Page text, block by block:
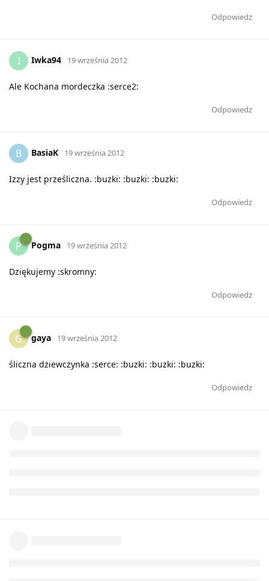
Odpowiedz
I Iwka94 19 września 2012
Ale Kochana mordeczka :serce2:
Odpowiedz
B BasiaK 19 września 2012
Izzy jest prześliczna. :buzki: :buzki: :buzki:
Odpowiedz
P Pogma 19 września 2012
Dziękujemy :skromny:
Odpowiedz
G gaya 19 września 2012
śliczna dziewczynka :serce: :buzki: :buzki: :buzki:
Odpowiedz